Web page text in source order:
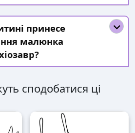
принесе
малюнка
сподобатися ці